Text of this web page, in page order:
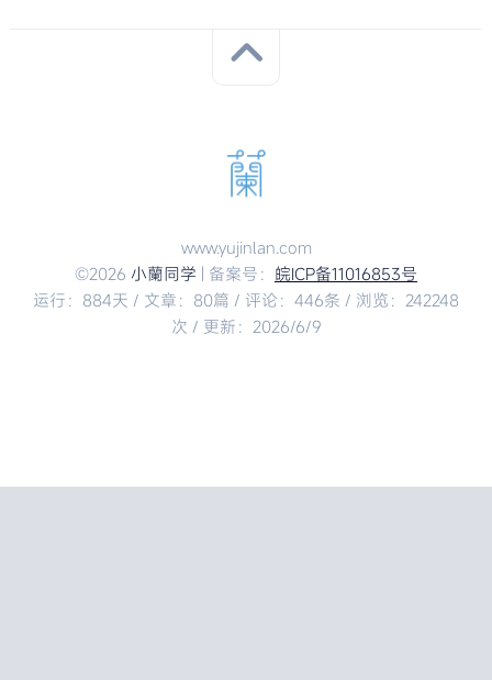
www.yujinlan.com
©2026 小蘭同学 | 备案号： 皖ICP备11016853号
运行：884天 / 文章：80篇 / 评论：446条 / 浏览：242248
次 / 更新：2026/6/9